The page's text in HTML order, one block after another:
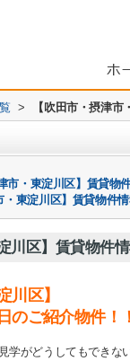
> 【吹田市・摂津
市・東淀川区】賃貸物
・東淀川区】賃貸物
川区】賃貸物件
川区】
ご紹介物件！！
学がどうしてもできな